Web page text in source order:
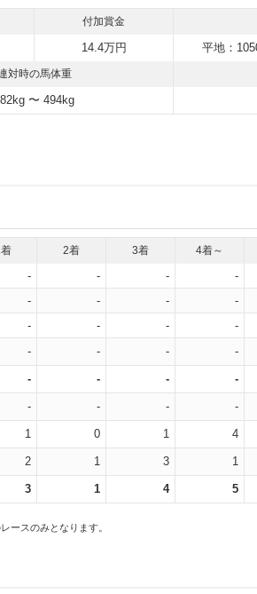
付加賞金
14.4万円 平地：
対時の馬体重
〜 494kg
2着 3着 4着～
- - - -
- - - -
- - - -
- - - -
- - - -
- - - -
1 0 1 4
2 1 3 1
3 1 4 5
ースのみとなります。